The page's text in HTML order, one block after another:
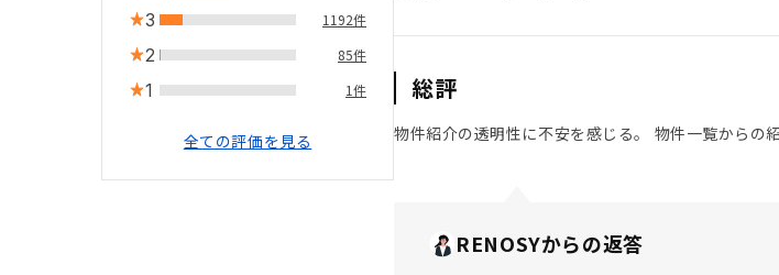
3 1192件
2 85件
1 1件
全ての評価を見る
総評
物件紹介の透明性に不安を感じる。 物件一覧からの
RENOSYからの返答